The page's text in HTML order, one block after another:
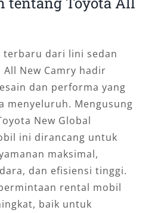
terbaru dari lini sedan
New Camry hadir
dan performa yang
menyeluruh. Mengusung
New Global
ini dirancang untuk
maksimal,
dan efisiensi tinggi.
rental mobil
baik untuk